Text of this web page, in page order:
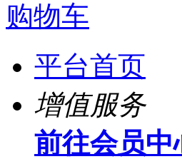
购物车
平台首页
增值服务
前往会员中